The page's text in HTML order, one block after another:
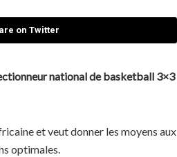
on Twitter
national de basketball 3×3
et veut donner les moyens aux
optimales.